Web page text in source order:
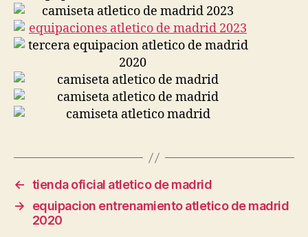
← tienda oficial atletico de madrid
→
equipacion entrenamiento atletico de madrid
2020